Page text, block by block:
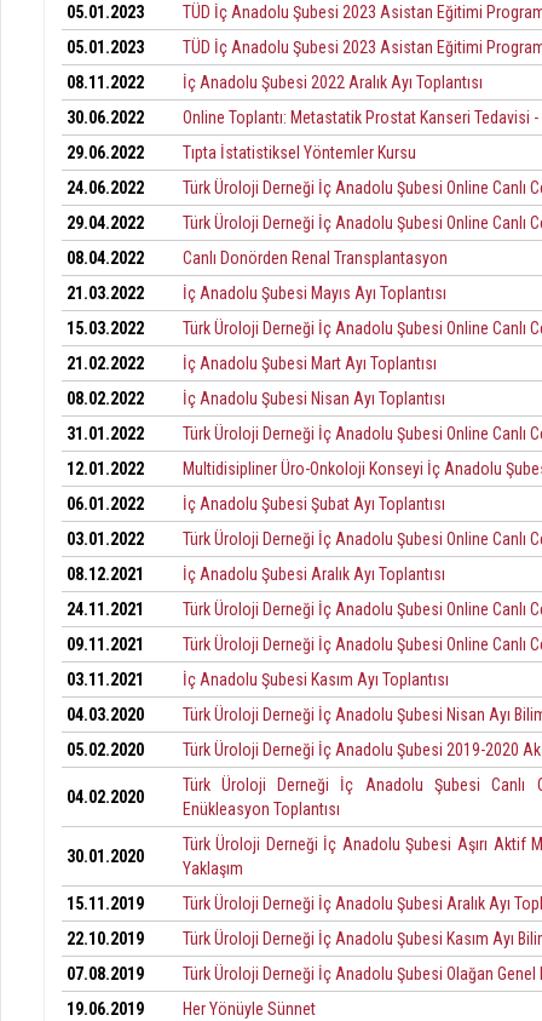
05.01.2023
TÜD İç Anadolu Şubesi 2023 Asistan Eğitimi
05.01.2023
TÜD İç Anadolu Şubesi 2023 Asistan Eğitimi
08.11.2022
İç Anadolu Şubesi 2022 Aralık Ayı Toplantısı
30.06.2022
Online Toplantı: Metastatik Prostat Kanseri Tedavisi -
29.06.2022
Tıpta İstatistiksel Yöntemler Kursu
24.06.2022
Türk Üroloji Derneği İç Anadolu Şubesi Online Canlı
29.04.2022
Türk Üroloji Derneği İç Anadolu Şubesi Online Canlı
08.04.2022
Canlı Donörden Renal Transplantasyon
21.03.2022
İç Anadolu Şubesi Mayıs Ayı Toplantısı
15.03.2022
Türk Üroloji Derneği İç Anadolu Şubesi Online Canlı
21.02.2022
İç Anadolu Şubesi Mart Ayı Toplantısı
08.02.2022
İç Anadolu Şubesi Nisan Ayı Toplantısı
31.01.2022
Türk Üroloji Derneği İç Anadolu Şubesi Online Canlı
12.01.2022
Multidisipliner Üro-Onkoloji Konseyi İç Anadolu
06.01.2022
İç Anadolu Şubesi Şubat Ayı Toplantısı
03.01.2022
Türk Üroloji Derneği İç Anadolu Şubesi Online Canlı
08.12.2021
İç Anadolu Şubesi Aralık Ayı Toplantısı
24.11.2021
Türk Üroloji Derneği İç Anadolu Şubesi Online Canlı
09.11.2021
Türk Üroloji Derneği İç Anadolu Şubesi Online Canlı
03.11.2021
İç Anadolu Şubesi Kasım Ayı Toplantısı
04.03.2020
Türk Üroloji Derneği İç Anadolu Şubesi Nisan Ayı
05.02.2020
Türk Üroloji Derneği İç Anadolu Şubesi 2019-2020
04.02.2020
Türk Üroloji Derneği İç Anadolu Şubesi Canlı
Enükleasyon Toplantısı
30.01.2020
Türk Üroloji Derneği İç Anadolu Şubesi Aşırı Aktif
Yaklaşım
15.11.2019
Türk Üroloji Derneği İç Anadolu Şubesi Aralık Ayı
22.10.2019
Türk Üroloji Derneği İç Anadolu Şubesi Kasım Ayı
07.08.2019
Türk Üroloji Derneği İç Anadolu Şubesi Olağan Genel
19.06.2019
Her Yönüyle Sünnet